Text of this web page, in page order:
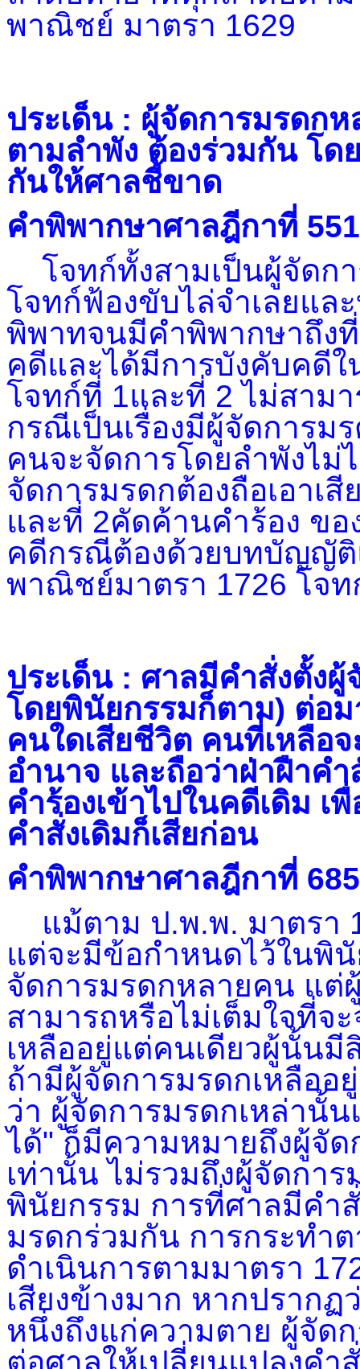
พาณิชย์ มาตรา 1629
ประเด็น : ผู้จัดการมรดก
ตามลำพัง ต้องร่วมกัน โด
กันให้ศาลชี้ขาด
คำพิพากษาศาลฎีกาที่
โจทก์ทั้งสามเป็นผู้จัดก
โจทก์ฟ้องขับไล่จำเลยแล
พิพาทจนมีคำพิพากษาถึง
คดีและได้มีการบังคับคดีใ
โจทก์ที่ 1และที่ 2 ไม่สาม
กรณีเป็นเรื่องมีผู้จัดการ
คนจะจัดการโดยลำพังไม่
จัดการมรดกต้องถือเอาเ
และที่ 2คัดค้านคำร้อง ข
คดีกรณีต้องด้วยบทบัญญัติ
พาณิชย์มาตรา 1726 โจท
ประเด็น : ศาลมีคำสั่งตั้ง
โดยพินัยกรรมก็ตาม) ต่อ
คนใดเสียชีวิต คนที่เหลือ
อำนาจ และถือว่าฝ่าฝืาค
คำร้องเข้าไปในคดีเดิม เ
คำสั่งเดิมก็เสียก่อน
คำพิพากษาศาลฎีกาที่
แม้ตาม ป.พ.พ. มาตรา
แต่จะมีข้อกำหนดไว้ในพิ
จัดการมรดกหลายคน แต่
สามารถหรือไม่เต็มใจที่จ
เหลืออยู่แต่คนเดียวผู้นั้น
ถ้ามีผู้จัดการมรดกเหลือ
ว่า ผู้จัดการมรดกเหล่านั้
ได้" ก็มีความหมายถึงผู้จั
เท่านั้น ไม่รวมถึงผู้จัดกา
พินัยกรรม การที่ศาลมีคำ
มรดกร่วมกัน การกระทำ
ดำเนินการตามมาตรา
เสียงข้างมาก หากปราก
หนึ่งถึงแก่ความตาย ผู้จัด
ต่อศาลให้เปลี่ยนแปลงคำ